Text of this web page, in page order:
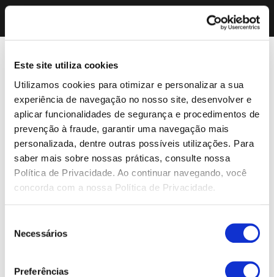
Este site utiliza cookies
Utilizamos cookies para otimizar e personalizar a sua
experiência de navegação no nosso site, desenvolver e
aplicar funcionalidades de segurança e procedimentos de
prevenção à fraude, garantir uma navegação mais
personalizada, dentre outras possíveis utilizações. Para
saber mais sobre nossas práticas, consulte nossa
Política de Privacidade. Ao continuar navegando, você
concorda com a nossa Política de Privacidade.
Necessários
Preferências